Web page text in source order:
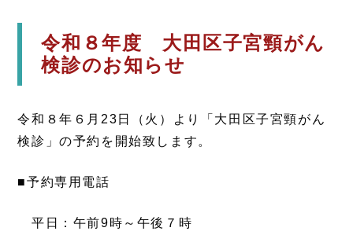
令和８年度 大田区子宮頸がん
検診のお知らせ
令和８年６月23日（火）より「大田区子宮頸がん
検診」の予約を開始致します。
■予約専用電話
平日：午前9時～午後７時